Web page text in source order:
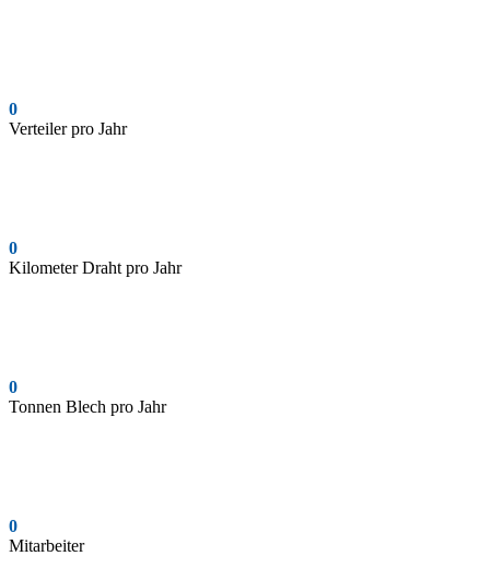
0
Verteiler pro Jahr
0
Kilometer Draht pro Jahr
0
Tonnen Blech pro Jahr
0
Mitarbeiter